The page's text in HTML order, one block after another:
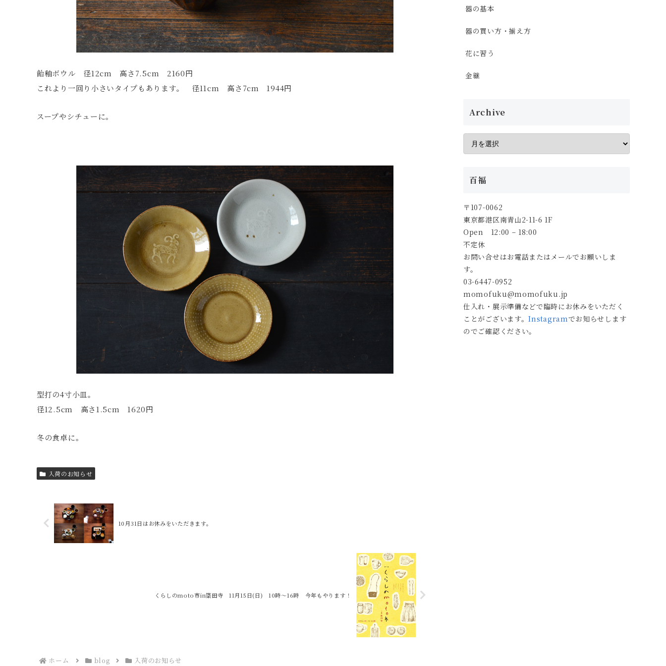
飴釉ボウル 径12cm 高さ7.5cm 2160円
これより一回り小さいタイプもあります。 径11cm 高さ7cm 1944円
スープやシチューに。
型打の4寸小皿。
径12.5cm 高さ1.5cm 1620円
冬の食卓に。
入荷のお知らせ
10月31日はお休みをいただきます。
くらしのmoto市in簗田寺 11月15日(日) 10時〜16時 今年もやります！
ホーム blog 入荷のお知らせ
器の基本
器の買い方・揃え方
花に習う
金継
Archive
百福
〒107-0062
東京都港区南青山2-11-6 1F
Open 12:00 – 18:00
不定休
お問い合せはお電話またはメールでお願いしま
す。
03-6447-0952
momofuku@momofuku.jp
仕入れ・展示準備などで臨時にお休みをいただく
ことがございます。Instagramでお知らせします
のでご確認ください。